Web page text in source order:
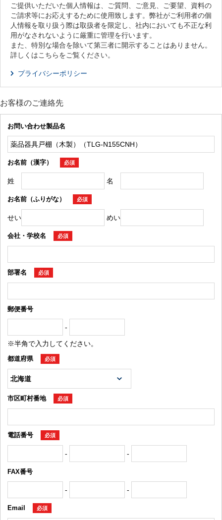
ご提供いただいた個人情報は、ご質問、ご意見、ご要望、資料の
ご請求等にお応えするために使用致します。弊社がご利用者の個
人情報を取り扱う際は取扱者を限定し、社内においても不正な利
用がなされないように厳重に管理を行います。
また、特別な場合を除いて第三者に開示することはありません。
詳しくはこちらをご覧ください。
プライバシーポリシー
お客様のご連絡先
お問い合わせ製品名
お名前（漢字） 必須
姓 名
お名前（ふりがな） 必須
せい めい
会社・学校名 必須
部署名 必須
郵便番号
-
※半角で入力してください。
都道府県 必須
市区町村番地 必須
電話番号 必須
- -
FAX番号
- -
Email 必須